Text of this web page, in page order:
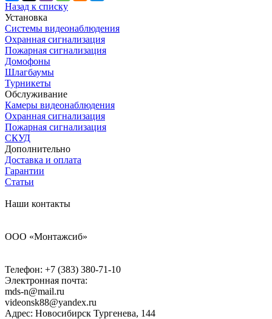
Назад к списку
Установка
Системы видеонаблюдения
Охранная сигнализация
Пожарная сигнализация
Домофоны
Шлагбаумы
Турникеты
Обслуживание
Камеры видеонаблюдения
Охранная сигнализация
Пожарная сигнализация
СКУД
Дополнительно
Доставка и оплата
Гарантии
Статьи
Наши контакты
ООО «Монтажсиб»
Телефон: +7 (383) 380-71-10
Электронная почта:
mds-n@mail.ru
videonsk88@yandex.ru
Адрес: Новосибирск Тургенева, 144